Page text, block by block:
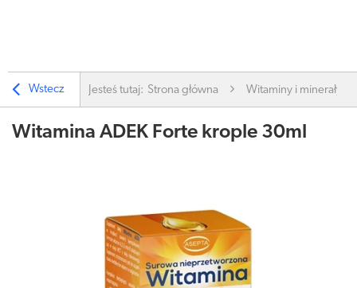
Wstecz Jesteś tutaj: Strona główna Witaminy i minerały
Witamina ADEK Forte krople 30ml